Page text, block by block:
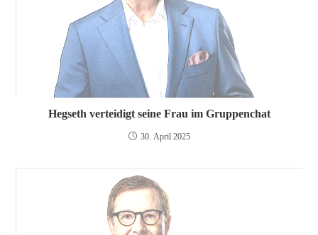
Hegseth verteidigt seine Frau im Gruppenchat
30. April 2025